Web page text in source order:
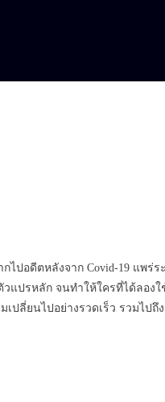
ปอดีตหลังจาก Covid-19 แพร่ร
แปรหลัก จนทำให้ใครที่ได้ลอง
ปลี่ยนไปอย่างรวดเร็ว รวมไปถึ